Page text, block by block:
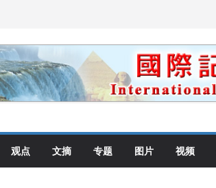
腐败刑事
基再次访华
观点 文摘 专题 图片 视频